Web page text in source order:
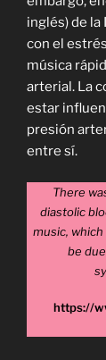
inglés) de la
con el
música
arterial. La
estar
presión
entre sí.
There
diastolic
music,
be
https://